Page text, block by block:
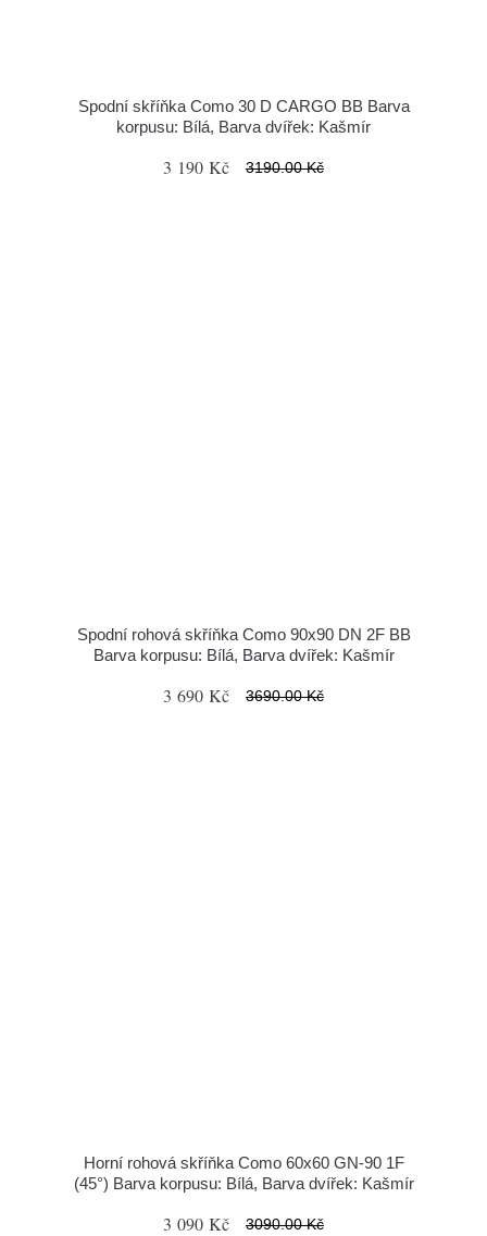
Spodní skříňka Como 30 D CARGO BB Barva
korpusu: Bílá, Barva dvířek: Kašmír
3 190 Kč 3190.00 Kč
Spodní rohová skříňka Como 90x90 DN 2F BB
Barva korpusu: Bílá, Barva dvířek: Kašmír
3 690 Kč 3690.00 Kč
Horní rohová skříňka Como 60x60 GN-90 1F
(45°) Barva korpusu: Bílá, Barva dvířek: Kašmír
3 090 Kč 3090.00 Kč